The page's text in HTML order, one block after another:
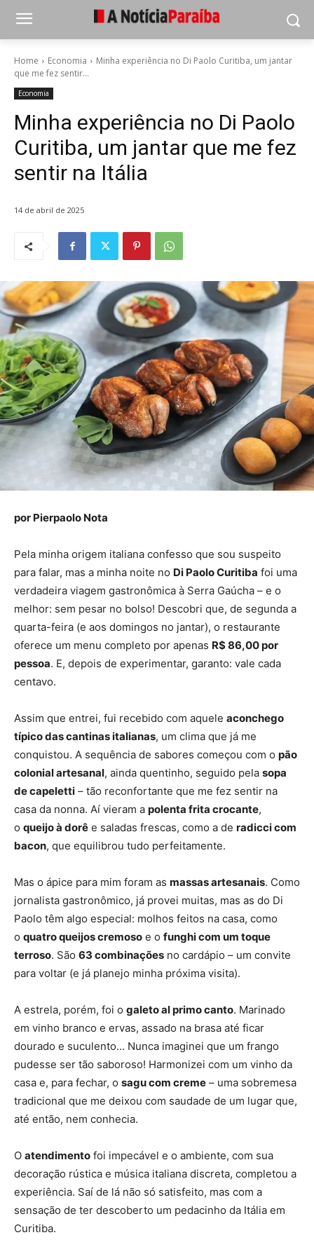
Home Economia
Minha experiência no Di Paolo Curitiba, um jantar
que me fez sentir...
Economia
Minha experiência no Di Paolo
Curitiba, um jantar que me fez
sentir na Itália
14 de abril de 2025
por Pierpaolo Nota
Pela minha origem italiana confesso que sou suspeito
para falar, mas a minha noite no Di Paolo Curitiba foi uma
verdadeira viagem gastronômica à Serra Gaúcha – e o
melhor: sem pesar no bolso! Descobri que, de segunda a
quarta-feira (e aos domingos no jantar), o restaurante
oferece um menu completo por apenas R$ 86,00 por
pessoa. E, depois de experimentar, garanto: vale cada
centavo.
Assim que entrei, fui recebido com aquele aconchego
típico das cantinas italianas, um clima que já me
conquistou. A sequência de sabores começou com o pão
colonial artesanal, ainda quentinho, seguido pela sopa
de capeletti – tão reconfortante que me fez sentir na
casa da nonna. Aí vieram a polenta frita crocante,
o queijo à dorê e saladas frescas, como a de radicci com
bacon, que equilibrou tudo perfeitamente.
Mas o ápice para mim foram as massas artesanais. Como
jornalista gastronômico, já provei muitas, mas as do Di
Paolo têm algo especial: molhos feitos na casa, como
o quatro queijos cremoso e o funghi com um toque
terroso. São 63 combinações no cardápio – um convite
para voltar (e já planejo minha próxima visita).
A estrela, porém, foi o galeto al primo canto. Marinado
em vinho branco e ervas, assado na brasa até ficar
dourado e suculento… Nunca imaginei que um frango
pudesse ser tão saboroso! Harmonizei com um vinho da
casa e, para fechar, o sagu com creme – uma sobremesa
tradicional que me deixou com saudade de um lugar que,
até então, nem conhecia.
O atendimento foi impecável e o ambiente, com sua
decoração rústica e música italiana discreta, completou a
experiência. Saí de lá não só satisfeito, mas com a
sensação de ter descoberto um pedacinho da Itália em
Curitiba.